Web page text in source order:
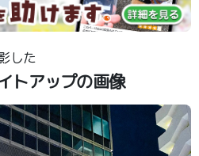
した
トアップの画像